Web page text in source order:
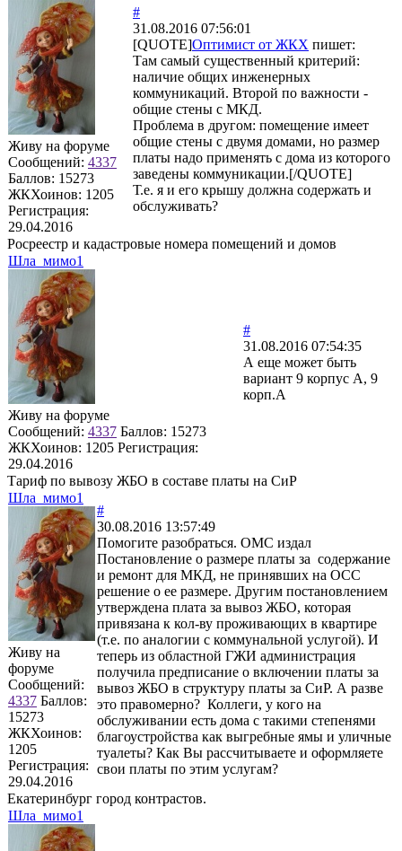
Живу на форуме
Сообщений: 4337
Баллов: 15273
ЖКХоинов: 1205
Регистрация:
29.04.2016
#
31.08.2016 07:56:01
[QUOTE]Оптимист от ЖКХ пишет:
Там самый существенный критерий:
наличие общих инженерных
коммуникаций. Второй по важности -
общие стены с МКД.
Проблема в другом: помещение имеет
общие стены с двумя домами, но размер
платы надо применять с дома из которого
заведены коммуникации.[/QUOTE]
Т.е. я и его крышу должна содержать и
обслуживать?
Росреестр и кадастровые номера помещений и домов
Шла_мимо1
Живу на форуме
Сообщений: 4337 Баллов: 15273
ЖКХоинов: 1205 Регистрация:
29.04.2016
#
31.08.2016 07:54:35
А еще может быть
вариант 9 корпус А, 9
корп.А
Тариф по вывозу ЖБО в составе платы на СиР
Шла_мимо1
Живу на
форуме
Сообщений:
4337 Баллов:
15273
ЖКХоинов:
1205
Регистрация:
29.04.2016
#
30.08.2016 13:57:49
Помогите разобраться. ОМС издал
Постановление о размере платы за содержание
и ремонт для МКД, не принявших на ОСС
решение о ее размере. Другим постановлением
утверждена плата за вывоз ЖБО, которая
привязана к кол-ву проживающих в квартире
(т.е. по аналогии с коммунальной услугой). И
теперь из областной ГЖИ администрация
получила предписание о включении платы за
вывоз ЖБО в структуру платы за СиР. А разве
это правомерно? Коллеги, у кого на
обслуживании есть дома с такими степенями
благоустройства как выгребные ямы и уличные
туалеты? Как Вы рассчитываете и оформляете
свои платы по этим услугам?
Екатеринбург город контрастов.
Шла_мимо1